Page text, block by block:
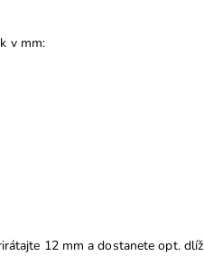
v mm:
12 mm a dostanete opt.